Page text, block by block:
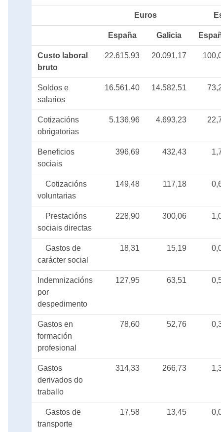
Euros
España Galicia
Custo laboral
bruto
22.615,93 20.091,17
Soldos e
salarios
16.561,40 14.582,51
Cotizacións
obrigatorias
5.136,96 4.693,23
Beneficios
sociais
396,69 432,43
Cotizacións
voluntarias
149,48 117,18
Prestacións
sociais directas
228,90 300,06
Gastos de
carácter social
18,31 15,19
Indemnizacións
por
despedimento
127,95 63,51
Gastos en
formación
profesional
78,60 52,76
Gastos
derivados do
traballo
314,33 266,73
Gastos de
transporte
17,58 13,45